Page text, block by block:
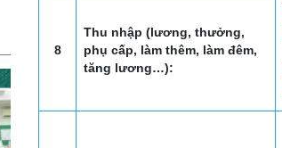
8
Thu nhập (lương, thưởng,
phụ cấp, làm thêm, làm đêm,
tăng lương…):